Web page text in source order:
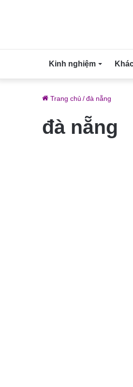
Kinh nghiệm
Trang chủ /đà nẵng
đà nẵng